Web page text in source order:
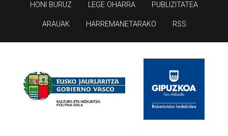
HONI BURUZ LEGE OHARRA PUBLIZITATEA
ARAUAK HARREMANETARAKO RSS